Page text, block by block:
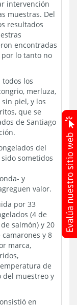
intervención
muestras. Del
resultados
encontradas
por lo tanto no
los
merluza,
piel, y los
que se
de Santiago
del
sometidos
y
valor.
por 33
(4 de
salmón) y 20
y 8
marca,
de
muestreo y
en